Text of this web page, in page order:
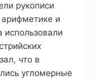
рукописи
и
использовали
что в
угломерные